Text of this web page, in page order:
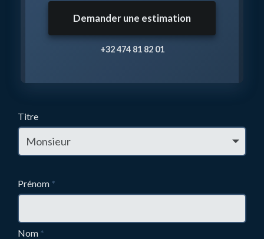
Demander une estimation
+32 474 81 82 01
Titre
Prénom *
Nom *